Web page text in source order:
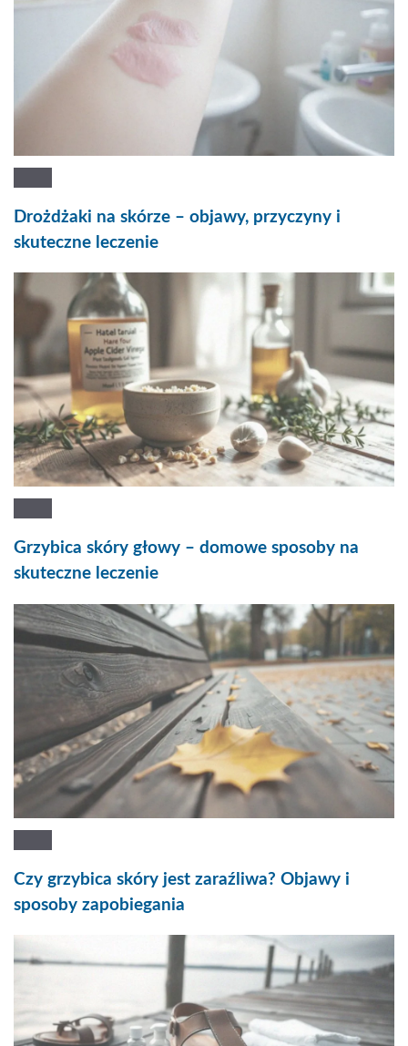
Drożdżaki na skórze – objawy, przyczyny i
skuteczne leczenie
Grzybica skóry głowy – domowe sposoby na
skuteczne leczenie
Czy grzybica skóry jest zaraźliwa? Objawy i
sposoby zapobiegania